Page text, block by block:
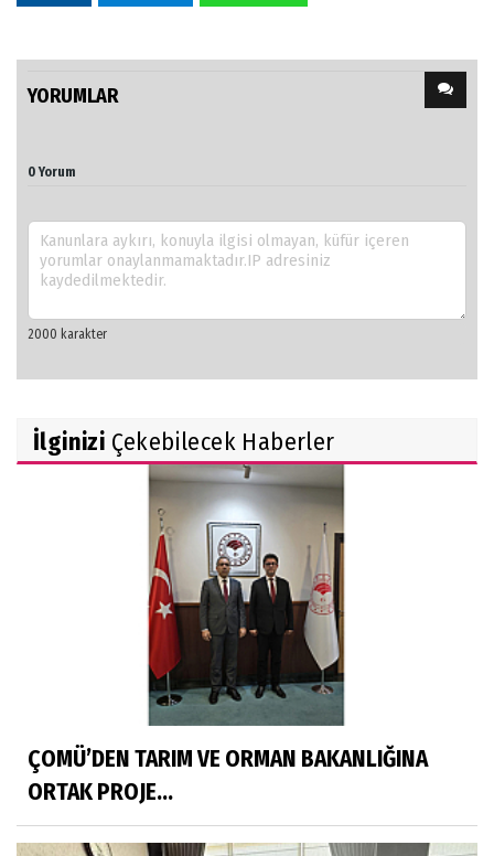
YORUMLAR
0 Yorum
İlginizi Çekebilecek Haberler
ÇOMÜ’DEN TARIM VE ORMAN BAKANLIĞINA
ORTAK PROJE...